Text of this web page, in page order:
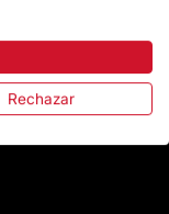
Rechazar